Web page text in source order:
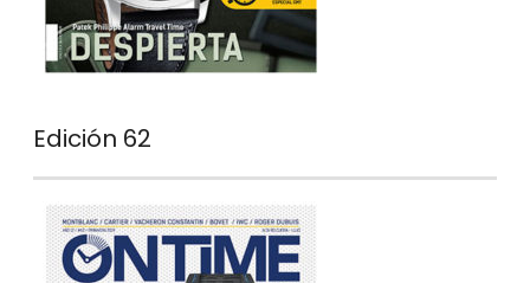
Edición 62